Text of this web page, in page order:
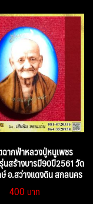
ฉากฟ้าหลวงปู่หนูเพชร
สร้างบารมี90ปี2561 วัด
อ.สว่างแดงดิน สกลนคร
400